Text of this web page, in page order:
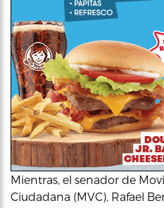
Mientras, el senador de
Ciudadana (MVC), Rafael